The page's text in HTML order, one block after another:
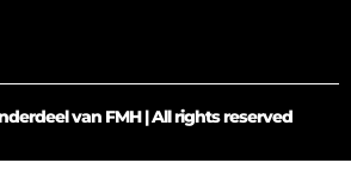
van FMH | All rights reserved